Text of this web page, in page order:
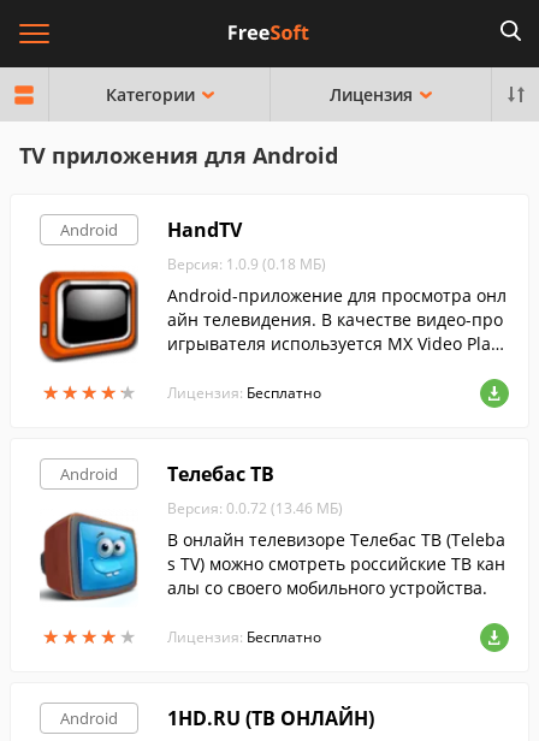
Категории Лицензия
TV приложения для Android
Android
★★★★★
★★★★★
HandTV
Версия: 1.0.9 (0.18 МБ)
Android-приложение для просмотра онл
айн телевидения. В качестве видео-про
игрывателя используется MX Video Playe
же необходимо установить.
Лицензия: Бесплатно
Android
★★★★ ★
★★★★ ★
Телебас ТВ
Версия: 0.0.72 (13.46 МБ)
В онлайн телевизоре Телебас ТВ (Teleba
s TV) можно смотреть российские ТВ кан
алы со своего мобильного устройства.
Лицензия: Бесплатно
Android 1HD.RU (ТВ ОНЛАЙН)